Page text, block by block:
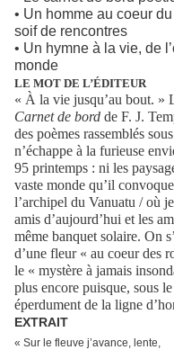
• Un homme au coeur
soif de rencontres
• Un hymne à la vie, de
monde
LE MOT DE L’ÉDITEUR
« À la vie jusqu’au bout. »
Carnet de bord de F. J.
des poèmes rassemblés
n’échappe à la furieuse
95 printemps : ni les
vaste monde qu’il
l’archipel du Vanuatu / où
amis d’aujourd’hui et les
même banquet solaire. On
d’une fleur « au coeur des
le « mystère à jamais
plus encore puisque, sous
éperdument de la ligne
EXTRAIT
« Sur le fleuve j’avance, lente,